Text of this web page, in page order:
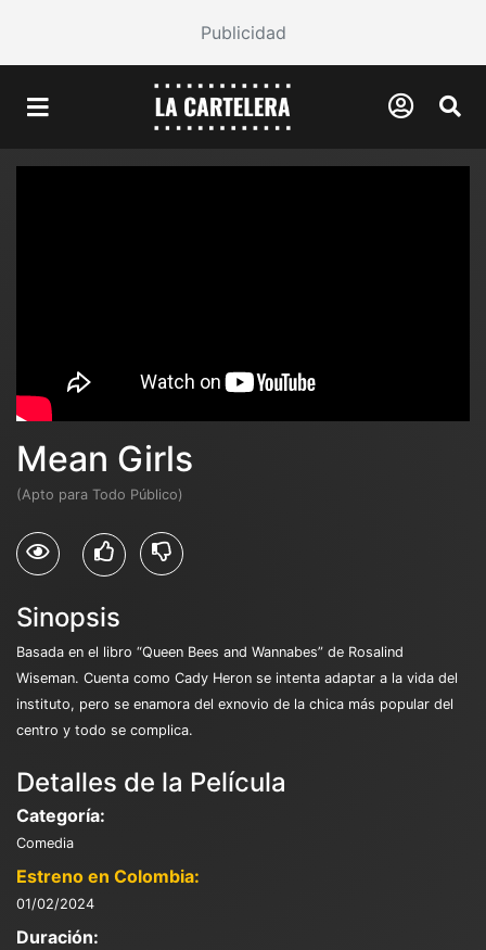
Publicidad
Mean Girls
(Apto para Todo Público)
Sinopsis
Basada en el libro “Queen Bees and Wannabes” de Rosalind
Wiseman. Cuenta como Cady Heron se intenta adaptar a la vida del
instituto, pero se enamora del exnovio de la chica más popular del
centro y todo se complica.
Detalles de la Película
Categoría:
Comedia
Estreno en Colombia:
01/02/2024
Duración: